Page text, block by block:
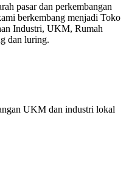
pasar dan perkembangan
berkembang menjadi Toko
Industri, UKM, Rumah
dan luring.
UKM dan industri lokal